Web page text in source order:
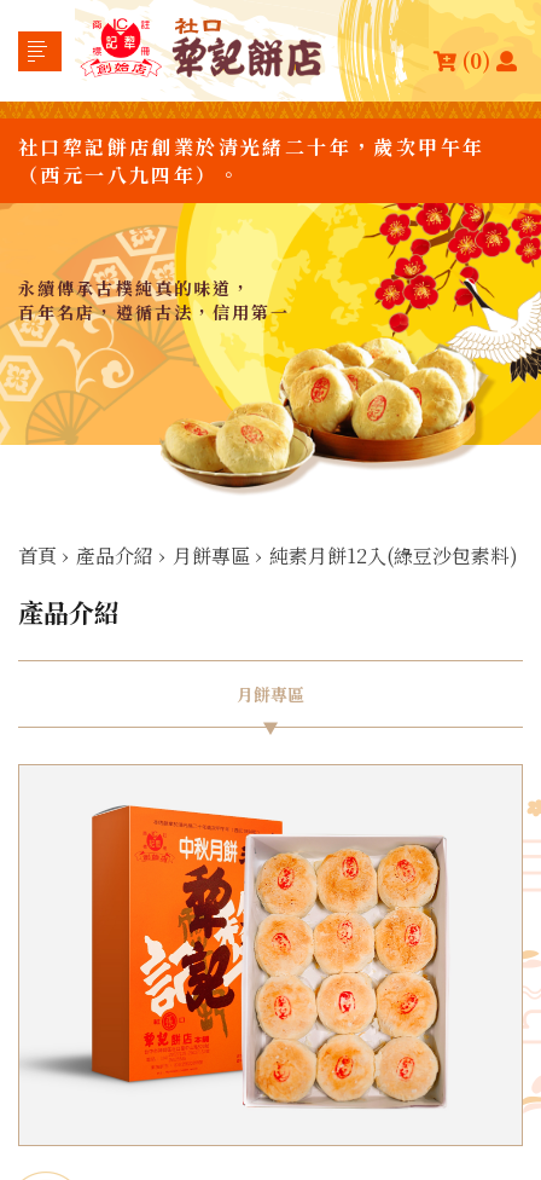
(0)
社口犂記餅店創業於清光緒二十年，歲次甲午年
（西元一八九四年）。
永續傳承古樸純真的味道，
百年名店，遵循古法，信用第一
首頁 › 產品介紹 › 月餅專區 › 純素月餅12入(綠豆沙包素料)
產品介紹
月餅專區